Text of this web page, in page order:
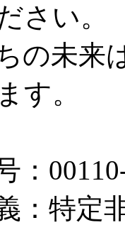
さい。
の未来
す。
：
：特定